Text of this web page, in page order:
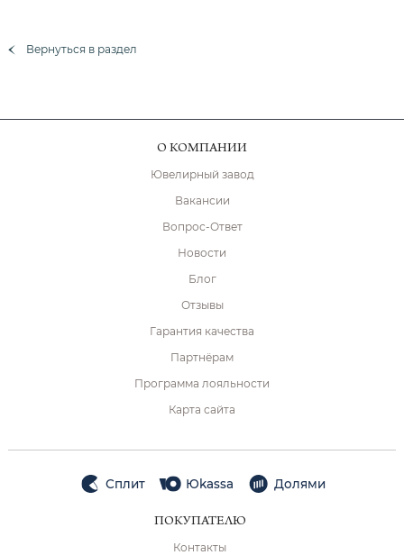
Вернуться в раздел
О КОМПАНИИ
Ювелирный завод
Вакансии
Вопрос-Ответ
Новости
Блог
Отзывы
Гарантия качества
Партнёрам
Программа лояльности
Карта сайта
Сплит Юkassa Долями
ПОКУПАТЕЛЮ
Контакты